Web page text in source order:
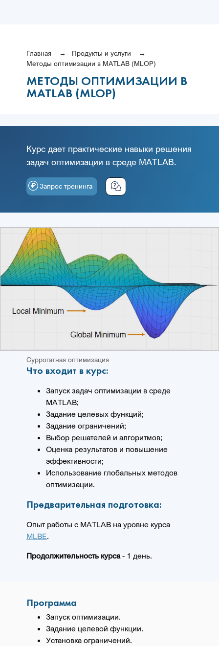
Главная
Продукты и услуги
Методы оптимизации в MATLAB (MLOP)
МЕТОДЫ ОПТИМИЗАЦИИ В
MATLAB (MLOP)
Курс дает практические навыки решения
задач оптимизации в среде MATLAB.
Запрос тренинга
Суррогатная оптимизация
Что входит в курс:
Запуск задач оптимизации в среде
MATLAB;
Задание целевых функций;
Задание ограничений;
Выбор решателей и алгоритмов;
Оценка результатов и повышение
эффективности;
Использование глобальных методов
оптимизации.
Предварительная подготовка:
Опыт работы с MATLAB на уровне курса
MLBE.
Продолжительность курса - 1 день.
Программа
Запуск оптимизации.
Задание целевой функции.
Установка ограничений.